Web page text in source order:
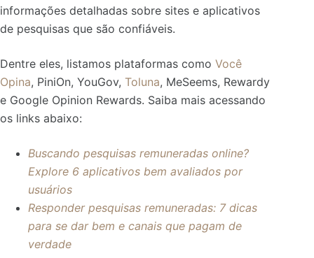
informações detalhadas sobre sites e aplicativos
de pesquisas que são confiáveis.
Dentre eles, listamos plataformas como Você
Opina, PiniOn, YouGov, Toluna, MeSeems, Rewardy
e Google Opinion Rewards. Saiba mais acessando
os links abaixo:
Buscando pesquisas remuneradas online?
Explore 6 aplicativos bem avaliados por
usuários
Responder pesquisas remuneradas: 7 dicas
para se dar bem e canais que pagam de
verdade